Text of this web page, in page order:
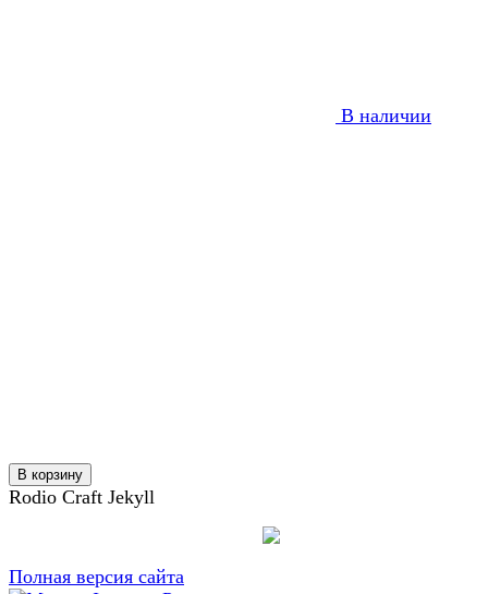
В наличии
В корзину
Rodio Craft Jekyll
Полная версия сайта